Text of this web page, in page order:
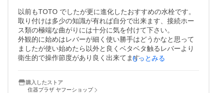
以前もTOTO でしたが更に進化したおすすめの水栓です。
取り付けは多少の知識が有れば自分で出来ます、接続ホー
ス類の極端な曲がりには十分に気を付けて下さい。
外観的に始めはレバーが細く使い勝手はどうかなと思って
ましたが使い始めたら以外と良くベタベタ触るレバーより
衛生的で操作節度があり良く出来てます。
シャワーホースも長いのでシンク全体洗え大変便利です
もっとみる
購入したストア
住器プラザ ヤフーショップ